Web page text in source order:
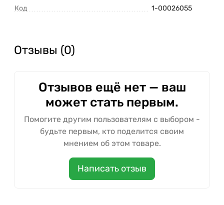
Код 1-00026055
Отзывы (0)
Отзывов ещё нет — ваш
может стать первым.
Помогите другим пользователям с выбором -
будьте первым, кто поделится своим
мнением об этом товаре.
Написать отзыв